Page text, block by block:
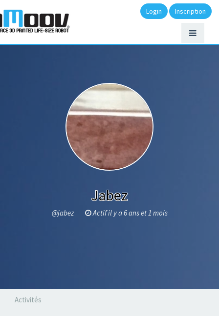
Login Inscription
Jabez
@jabez Actif il y a 6 ans et 1 mois
Activités